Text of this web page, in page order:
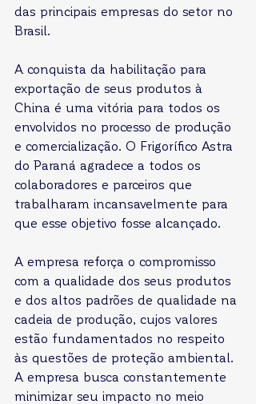
das principais empresas do setor no
Brasil.
A conquista da habilitação para
exportação de seus produtos à
China é uma vitória para todos os
envolvidos no processo de produção
e comercialização. O Frigorífico Astra
do Paraná agradece a todos os
colaboradores e parceiros que
trabalharam incansavelmente para
que esse objetivo fosse alcançado.
A empresa reforça o compromisso
com a qualidade dos seus produtos
e dos altos padrões de qualidade na
cadeia de produção, cujos valores
estão fundamentados no respeito
às questões de proteção ambiental.
A empresa busca constantemente
minimizar seu impacto no meio